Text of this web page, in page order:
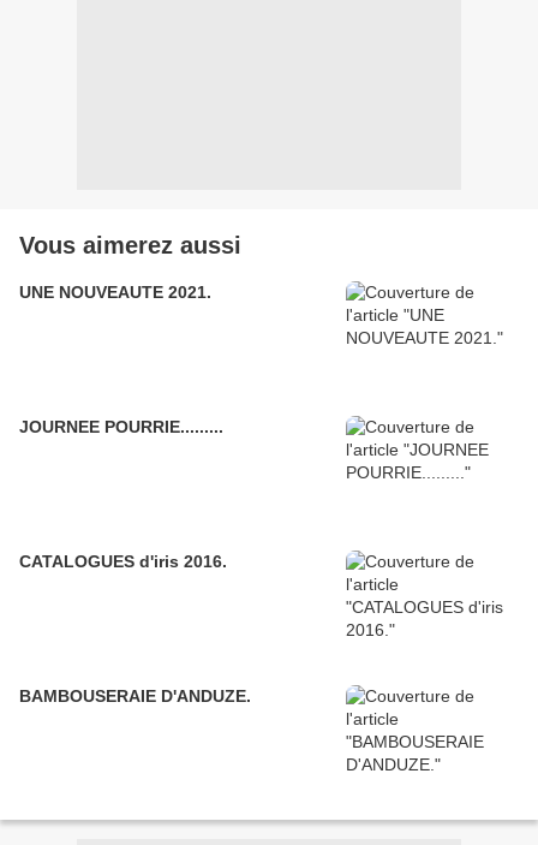
Vous aimerez aussi
UNE NOUVEAUTE 2021.
JOURNEE POURRIE.........
CATALOGUES d'iris 2016.
BAMBOUSERAIE D'ANDUZE.